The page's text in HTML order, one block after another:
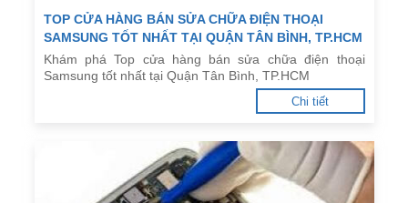
TOP CỬA HÀNG BÁN SỬA CHỮA ĐIỆN THOẠI
SAMSUNG TỐT NHẤT TẠI QUẬN TÂN BÌNH, TP.HCM
Khám phá Top cửa hàng bán sửa chữa điện thoại
Samsung tốt nhất tại Quận Tân Bình, TP.HCM
Chi tiết